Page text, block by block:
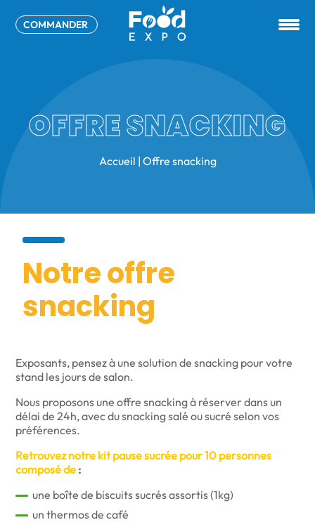
COMMANDER
OFFRE SNACKING
Accueil | Offre snacking
Notre offre
snacking
Exposants, pensez à une solution de snacking pour votre
stand les jours de salon.
Nous proposons une offre snacking à réserver dans un
délai de 24h, avec du snacking salé ou sucré selon vos
préférences.
Retrouvez notre kit pause sucrée pour 10 personnes
composé de :
une boîte de biscuits sucrés assortis (1kg)
un thermos de café